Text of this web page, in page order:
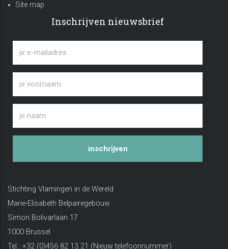
Site map
Inschrijven nieuwsbrief
inschrijven
Stichting Vlamingen in de Wereld
Marie-Elisabeth Belpairegebouw
Simon Bolivarlaan 17
1000 Brussel
Tel.: +32 (0)456 82 13 21 (Nieuw telefoonnummer)